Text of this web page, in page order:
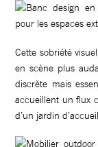
Cette sobriété
en scène plus
discrète mais
accueillent un flux
d’un jardin